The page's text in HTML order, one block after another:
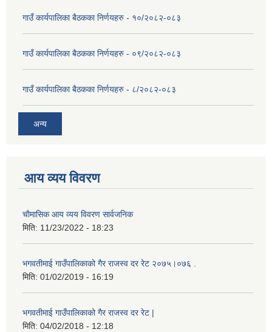
गाउँ कार्यपालिका बैठकका निर्णयहरु - १०/२०८२-०८३
गाउँ कार्यपालिका बैठकका निर्णयहरु - ०९/२०८२-०८३
गाउँ कार्यपालिका बैठकका निर्णयहरु - ८/२०८२-०८३
अन्य
आय व्यय विवरण
चाैमासिक आय व्यय विवरण सार्वजनिक
मिति: 11/23/2022 - 18:23
भगवतीमाई गाउँपालिकाको गैर राजस्व दर रेट २०७५।०७६ .
मिति: 01/02/2019 - 16:19
भगवतीमाई गाउँपालिकाको गैर राजस्व दर रेट |
मिति: 04/02/2018 - 12:18